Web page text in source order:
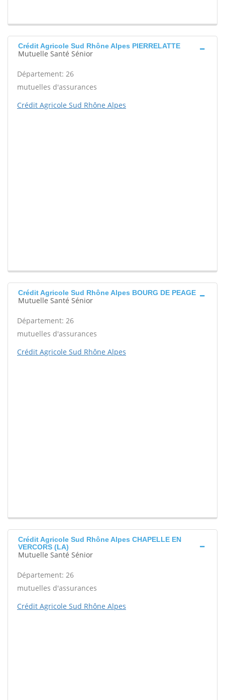
Crédit Agricole Sud Rhône Alpes PIERRELATTE
Mutuelle Santé Sénior
Département: 26
mutuelles d'assurances
Crédit Agricole Sud Rhône Alpes
Crédit Agricole Sud Rhône Alpes BOURG DE PEAGE
Mutuelle Santé Sénior
Département: 26
mutuelles d'assurances
Crédit Agricole Sud Rhône Alpes
Crédit Agricole Sud Rhône Alpes CHAPELLE EN
VERCORS (LA)
Mutuelle Santé Sénior
Département: 26
mutuelles d'assurances
Crédit Agricole Sud Rhône Alpes